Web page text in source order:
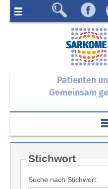
Menü
Patienten
Gemeinsam
Stichwort
Suche nach Stichwort: